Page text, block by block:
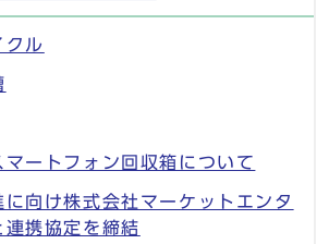
クル
マートフォン回収箱について
に向け株式会社マーケットエンタ
連携協定を締結